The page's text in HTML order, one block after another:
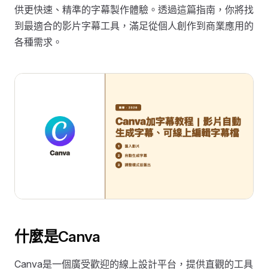
供更快速、精準的字幕製作體驗。透過這篇指南，你將找
到最適合的影片字幕工具，滿足從個人創作到商業應用的
各種需求。
什麼是Canva
Canva是一個廣受歡迎的線上設計平台，提供直觀的工具